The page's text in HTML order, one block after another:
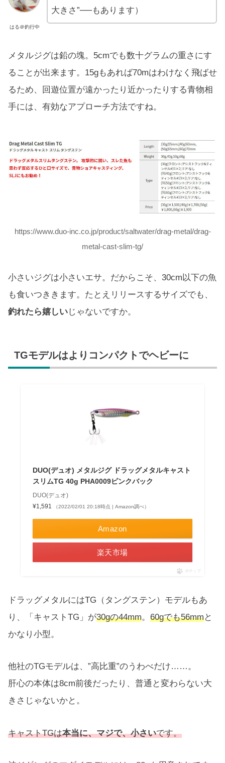
はる＠釣行中
大きさ”──もあります）
メタルジグは鉛の塊。5cmでも数十グラムの重さにす
ることが出来ます。15gもあれば70mはわけなく飛ばせ
るため、回遊位置が遠かったり近かったりする青物相
手には、有効なアプローチ方法ですね。
https://www.duo-inc.co.jp/product/saltwater/drag-metal/drag-
metal-cast-slim-tg/
小さいジグは小さいエサ。だからこそ、30cm以下の魚
も食いつききます。たとえリリースするサイズでも、
釣れたら嬉しいじゃないですか。
TGモデルはよりコンパクトでヘビーに
DUO(デュオ) メタルジグ ドラッグメタルキャスト
スリムTG 40g PHA0009ピンクバック
DUO(デュオ)
¥1,591
（2022/02/01 20:18時点 | Amazon調べ）
Amazon
楽天市場
ポチップ
ドラッグメタルにはTG（タングステン）モデルもあ
り、「キャストTG」が30gの44mm。 60gでも56mmと
かなり小型。
他社のTGモデルは、”高比重”のうわべだけ……。
肝心の本体は8cm前後だったり、普通と変わらない大
きさじゃないかと。
キャストTGは本当に、マジで、小さいです。